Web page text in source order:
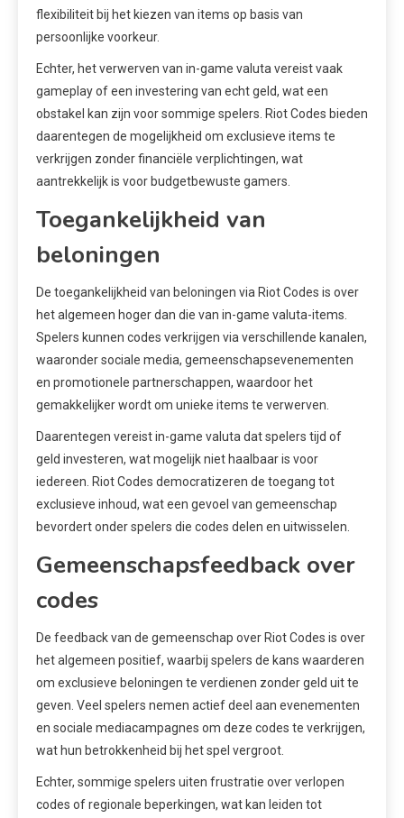
flexibiliteit bij het kiezen van items op basis van
persoonlijke voorkeur.
Echter, het verwerven van in-game valuta vereist vaak
gameplay of een investering van echt geld, wat een
obstakel kan zijn voor sommige spelers. Riot Codes bieden
daarentegen de mogelijkheid om exclusieve items te
verkrijgen zonder financiële verplichtingen, wat
aantrekkelijk is voor budgetbewuste gamers.
Toegankelijkheid van
beloningen
De toegankelijkheid van beloningen via Riot Codes is over
het algemeen hoger dan die van in-game valuta-items.
Spelers kunnen codes verkrijgen via verschillende kanalen,
waaronder sociale media, gemeenschapsevenementen
en promotionele partnerschappen, waardoor het
gemakkelijker wordt om unieke items te verwerven.
Daarentegen vereist in-game valuta dat spelers tijd of
geld investeren, wat mogelijk niet haalbaar is voor
iedereen. Riot Codes democratizeren de toegang tot
exclusieve inhoud, wat een gevoel van gemeenschap
bevordert onder spelers die codes delen en uitwisselen.
Gemeenschapsfeedback over
codes
De feedback van de gemeenschap over Riot Codes is over
het algemeen positief, waarbij spelers de kans waarderen
om exclusieve beloningen te verdienen zonder geld uit te
geven. Veel spelers nemen actief deel aan evenementen
en sociale mediacampagnes om deze codes te verkrijgen,
wat hun betrokkenheid bij het spel vergroot.
Echter, sommige spelers uiten frustratie over verlopen
codes of regionale beperkingen, wat kan leiden tot